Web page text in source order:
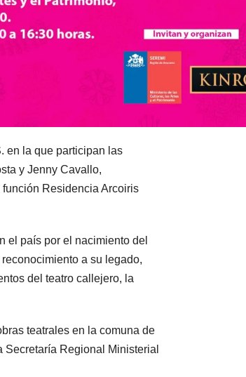
en la que participan las
y Jenny Cavallo,
Residencia Arcoiris
el país por el nacimiento del
a su legado,
del teatro callejero, la
teatrales en la comuna de
Regional Ministerial